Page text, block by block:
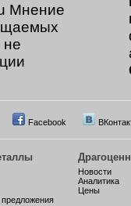
Мнение
не
Facebook
Новости
Аналитика
Цены